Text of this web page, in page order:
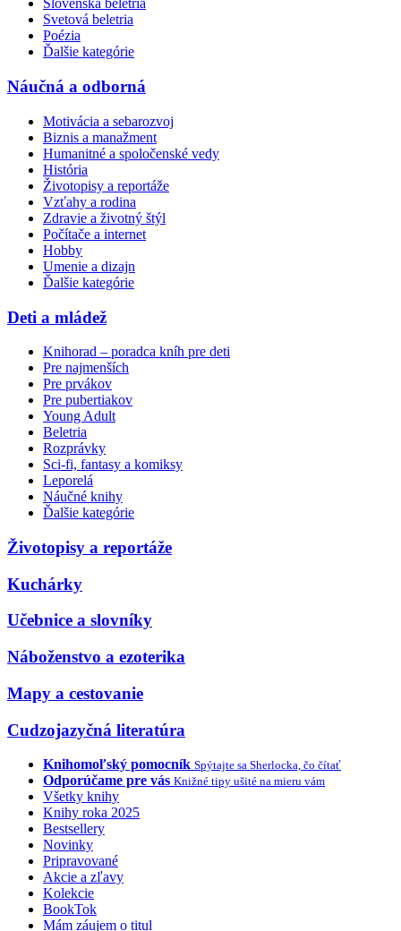
Slovenská beletria
Svetová beletria
Poézia
Ďalšie kategórie
Náučná a odborná
Motivácia a sebarozvoj
Biznis a manažment
Humanitné a spoločenské vedy
História
Životopisy a reportáže
Vzťahy a rodina
Zdravie a životný štýl
Počítače a internet
Hobby
Umenie a dizajn
Ďalšie kategórie
Deti a mládež
Knihorad – poradca kníh pre deti
Pre najmenších
Pre prvákov
Pre pubertiakov
Young Adult
Beletria
Rozprávky
Sci-fi, fantasy a komiksy
Leporelá
Náučné knihy
Ďalšie kategórie
Životopisy a reportáže
Kuchárky
Učebnice a slovníky
Náboženstvo a ezoterika
Mapy a cestovanie
Cudzojazyčná literatúra
Knihomoľský pomocník Spýtajte sa Sherlocka, čo čítať
Odporúčame pre vás Knižné tipy ušité na mieru vám
Všetky knihy
Knihy roka 2025
Bestsellery
Novinky
Pripravované
Akcie a zľavy
Kolekcie
BookTok
Mám záujem o titul